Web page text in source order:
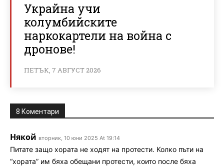
Украйна учи
колумбийските
наркокартели на война с
дронове!
ПЕТЪК, 7 АВГУСТ 2026
8 Коментари
Някой вторник, 10 юни 2025 At 19:14
Питате защо хората не ходят на протести. Колко пъти на
“хората” им бяха обещани протести, които после бяха